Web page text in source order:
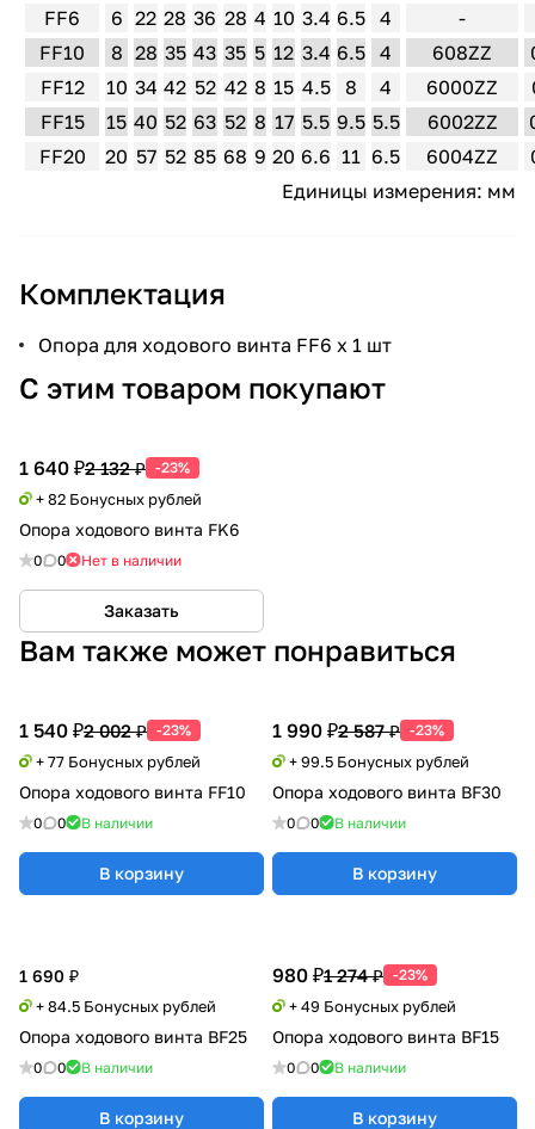
FF6 6 22 28 36 28 4 10 3.4 6.5 4
-
FF10
8 28 35 43 35 5 12 3.4 6.5 4 608ZZ
FF12
10 34 42 52 42 8 15 4.5 8 4 6000ZZ
FF15
15 40 52 63 52 8 17 5.5 9.5 5.5 6002ZZ
FF20
20 57 52 85 68 9 20 6.6 11 6.5 6004ZZ
Единицы измерения: мм
Комплектация
Опора для ходового винта FF6 х 1 шт
С этим товаром покупают
1 640 ₽2 132 ₽ -23%
+ 82 Бонусных рублей
Опора ходового винта FK6
0 0 Нет в наличии
Заказать
Вам также может понравиться
1 540 ₽2 002 ₽ -23%
+ 77 Бонусных рублей
Опора ходового винта FF10
0 0 В наличии
В корзину
1 990 ₽2 587 ₽ -23%
+ 99.5 Бонусных рублей
Опора ходового винта BF30
0 0 В наличии
В корзину
980 ₽1 274 ₽ -23%
+ 49 Бонусных рублей
Опора ходового винта BF15
0 0 В наличии
В корзину
1 690 ₽
+ 84.5 Бонусных рублей
Опора ходового винта BF25
0 0 В наличии
В корзину